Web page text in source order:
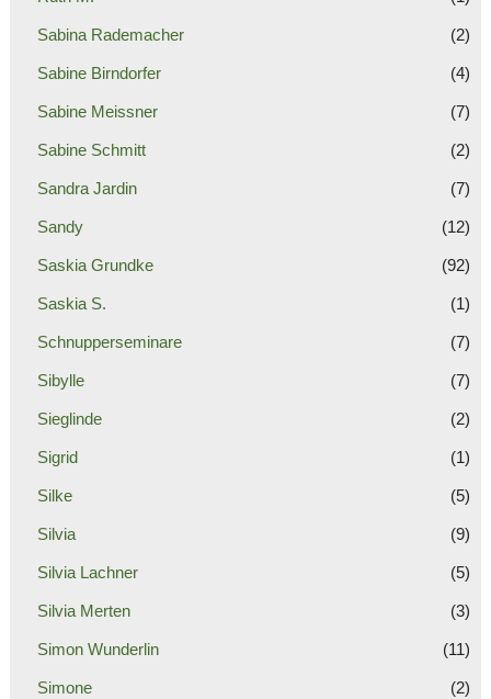
Sabina Rademacher (2)
Sabine Birndorfer (4)
Sabine Meissner (7)
Sabine Schmitt (2)
Sandra Jardin (7)
Sandy (12)
Saskia Grundke (92)
Saskia S. (1)
Schnupperseminare (7)
Sibylle (7)
Sieglinde (2)
Sigrid (1)
Silke (5)
Silvia (9)
Silvia Lachner (5)
Silvia Merten (3)
Simon Wunderlin (11)
Simone (2)